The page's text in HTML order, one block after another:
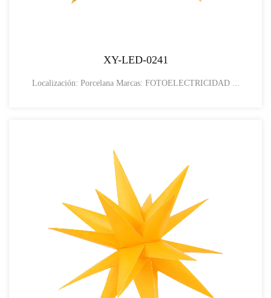
XY-LED-0241
Localización: Porcelana Marcas: FOTOELECTRICIDAD ...